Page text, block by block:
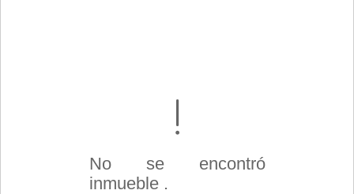
No se encontró
inmueble .